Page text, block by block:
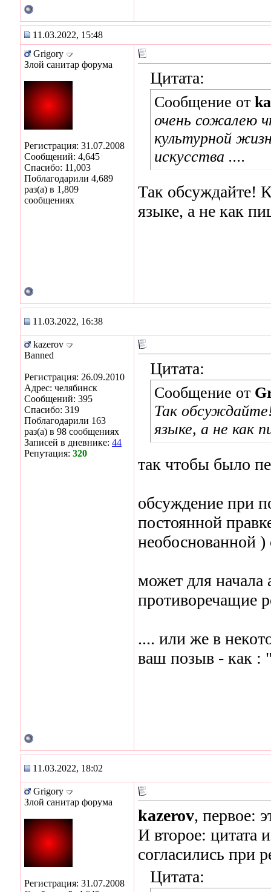
11.03.2022, 15:48
Grigory
Злой санитар форума
Регистрация: 31.07.2008
Сообщений: 4,645
Спасибо: 11,003
Поблагодарили 4,689
раз(а) в 1,809
сообщениях
Цитата:
Сообщение от
очень сожалею
культурной
искусства ....
Так обсуждайте!
языке, а не как
11.03.2022, 16:38
kazerov
Banned
Регистрация: 26.09.2010
Адрес: челябинск
Сообщений: 395
Спасибо: 319
Поблагодарили 163
раз(а) в 98 сообщениях
Записей в дневнике: 44
Репутация: 320
Цитата:
Сообщение от
Так
языке, а не как
так чтобы было
обсуждение при
постоянной
необоснованной )
может для начала
противоречащие
.... или же в
ваш позыв - как :
11.03.2022, 18:02
Grigory
Злой санитар форума
Регистрация: 31.07.2008
kazerov, первое:
И второе: цитата
согласились при
Цитата: